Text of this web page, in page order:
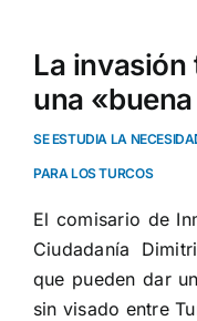
La invasión
una
SE ESTUDIA LA
PARA LOS TURCOS
El comisario de
Ciudadanía
que pueden dar
sin visado entre